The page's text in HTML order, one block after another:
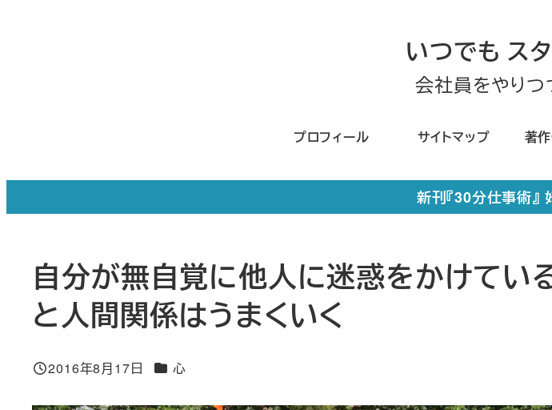
いつでも ス
会社員をやり
プロフィール サイトマップ 著
新刊『30分仕事術』
自分が無自覚に他人に迷惑をかけてい
と人間関係はうまくいく
投稿日
2016年8月17日 カテゴリー
心